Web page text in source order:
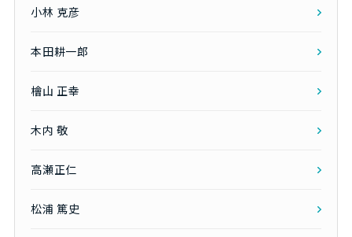
小林 克彦
本田耕一郎
檜山 正幸
木内 敬
高瀬正仁
松浦 篤史